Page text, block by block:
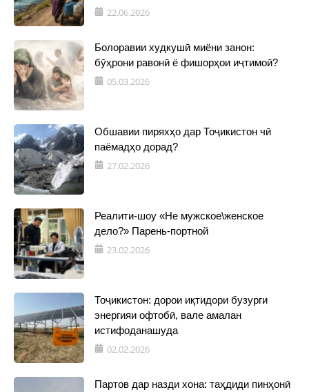
22.06.2026
Болоравии худкушӣ миёни занон:
бӯҳрони равонӣ ё фишорҳои иҷтимоӣ?
05.03.2026
Обшавии пиряхҳо дар Тоҷикистон чӣ
паёмадҳо дорад?
27.02.2026
Реалити-шоу «Не мужское\женское
дело?» Парень-портной
23.02.2026
Тоҷикистон: дорои иқтидори бузурги
энергияи офтобӣ, вале амалан
истифоданашуда
02.02.2026
Партов дар назди хона: таҳдиди пинҳонӣ